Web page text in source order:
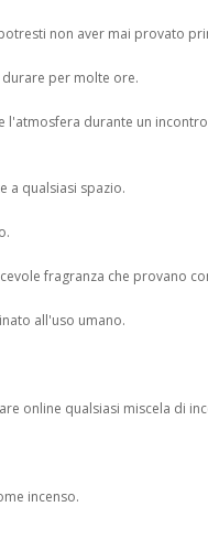
non aver mai provato
per molte ore.
durante un
a qualsiasi spazio.
fragranza che provano
all'uso umano.
online qualsiasi miscela di
incenso.